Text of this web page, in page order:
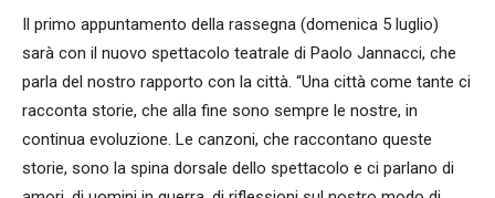
Il primo appuntamento della rassegna (domenica 5 luglio)
sarà con il nuovo spettacolo teatrale di Paolo Jannacci, che
parla del nostro rapporto con la città. “Una città come tante ci
racconta storie, che alla fine sono sempre le nostre, in
continua evoluzione. Le canzoni, che raccontano queste
storie, sono la spina dorsale dello spettacolo e ci parlano di